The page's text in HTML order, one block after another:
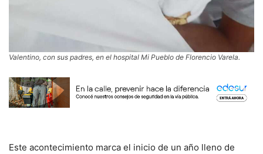
Valentino, con sus padres, en el hospital Mi Pueblo de Florencio Varela.
Este acontecimiento marca el inicio de un año lleno de